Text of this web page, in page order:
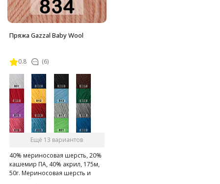
Пряжа Gazzal Baby Wool
0.8 (6)
Ещё 13 вариантов
40% мериносовая шерсть, 20%
кашемир ПА, 40% акрил, 175м,
50г. Мериносовая шерсть и